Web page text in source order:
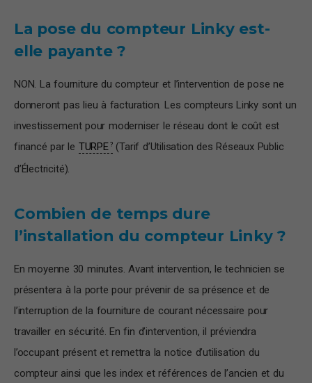
La pose du compteur Linky est-
elle payante ?
NON. La fourniture du compteur et l’intervention de pose ne
donneront pas lieu à facturation. Les compteurs Linky sont un
investissement pour moderniser le réseau dont le coût est
financé par le TURPE (Tarif d’Utilisation des Réseaux Public
d’Électricité).
Combien de temps dure
l’installation du compteur Linky ?
En moyenne 30 minutes. Avant intervention, le technicien se
présentera à la porte pour prévenir de sa présence et de
l’interruption de la fourniture de courant nécessaire pour
travailler en sécurité. En fin d’intervention, il préviendra
l’occupant présent et remettra la notice d’utilisation du
compteur ainsi que les index et références de l’ancien et du